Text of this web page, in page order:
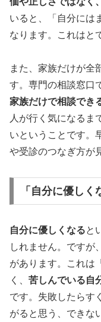
いると、「自分には
なります。これはと
また、家族だけが全
す。専門の相談窓口
家族だけで相談でき
人が行く気になるま
いということです。
や受診のつなぎ方が
「自分に優し
自分に優しくなると
しれません。ですが
があります。これは
く、 苦しんでいる自
です。失敗したらす
がると思う、できな